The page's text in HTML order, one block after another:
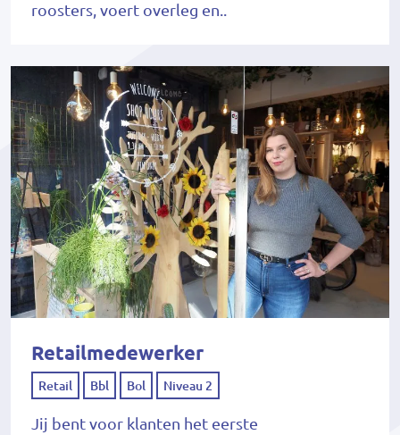
roosters, voert overleg en..
Retailmedewerker
Retail Bbl Bol Niveau 2
Jij bent voor klanten het eerste